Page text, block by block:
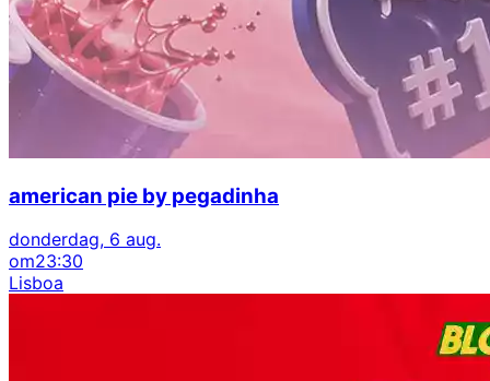
american pie by pegadinha
donderdag, 6 aug.
om23:30
Lisboa